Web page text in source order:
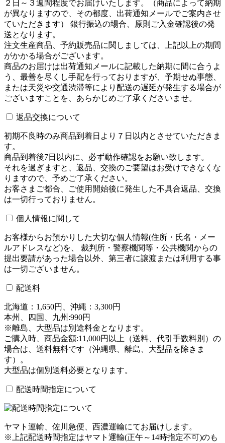
２日～３週間程度でお届けいたします。（商品によって納期
が異なりますので、その都度、出荷通知メールでご案内させ
ていただきます） 銀行振込の場合、原則ご入金確認後の発
送となります。
注文生産商品、予約販売品に関しましては、上記以上の期間
がかかる場合がございます。
商品のお届けは出荷通知メールに記載した納期に間に合うよ
う、最善を尽くし手配を行っておりますが、予期せぬ事態、
または天災や交通渋滞等により配送の遅延が発生する場合が
ございますことを、あらかじめご了承くださいませ。
返品交換について
初期不良時のみ商品到着日より７日以内とさせていただきま
す。
商品到着後7日以内に、必ず動作確認をお願い致します。
それを過ぎますと、返品、交換のご要望はお受けできなくな
りますので、予めご了承ください。
お客さまご都合、ご使用開始後に発生した不具合返品、交換
は一切行っておりません。
個人情報に関して
お客様からお預かりした大切な個人情報(住所・氏名・メー
ルアドレスなど)を、 裁判所・警察機関等・公共機関からの
提出要請があった場合以外、第三者に譲渡または利用する事
は一切ございません。
配送料
北海道：1,650円、沖縄：3,300円
本州、四国、九州:990円
※離島、大型品は別途料金となります。
ご購入時、商品金額:11,000円以上（送料、代引手数料別）の
場合は、送料無料です（沖縄県、離島、大型品を除きま
す）。
大型品は個別送料必要となります。
配送時間指定について
ヤマト運輸、佐川急便、西濃運輸にてお届けします。
※上記配送時間指定はヤマト運輸(正午～14時指定不可)のも